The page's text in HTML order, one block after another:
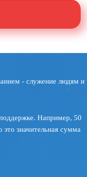
- служение людям и
Например, 50
значительная сумма